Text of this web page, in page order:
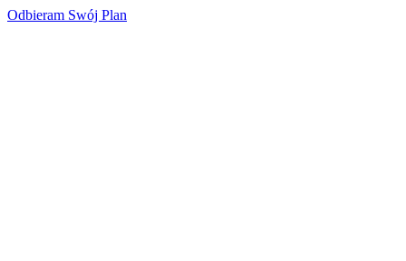
Odbieram Swój Plan